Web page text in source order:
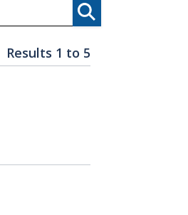
Search
Results 1 to 5